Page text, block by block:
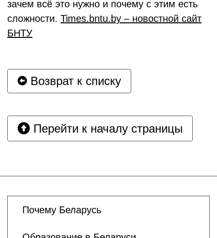
зачем всё это нужно и почему с этим есть
сложности. Times.bntu.by – новостной сайт
БНТУ
Возврат к списку
Перейти к началу страницы
Почему Беларусь